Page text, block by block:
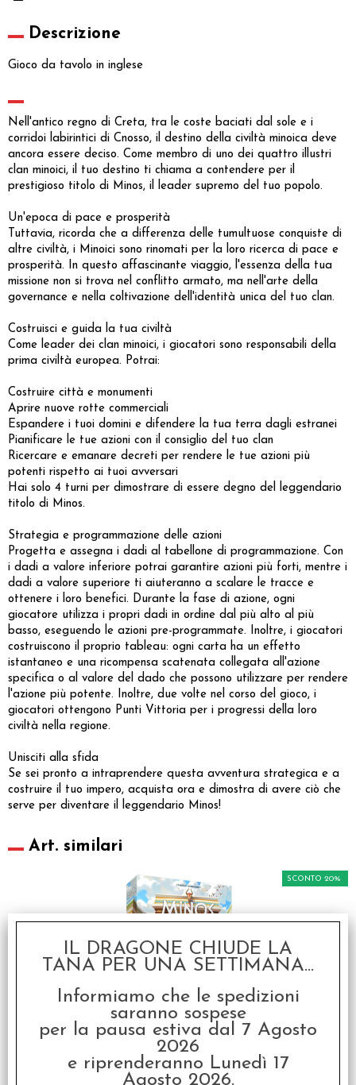
Descrizione
Gioco da tavolo in inglese
Nell'antico regno di Creta, tra le coste baciati dal sole e i
corridoi labirintici di Cnosso, il destino della civiltà minoica deve
ancora essere deciso. Come membro di uno dei quattro illustri
clan minoici, il tuo destino ti chiama a contendere per il
prestigioso titolo di Minos, il leader supremo del tuo popolo.
Un'epoca di pace e prosperità
Tuttavia, ricorda che a differenza delle tumultuose conquiste di
altre civiltà, i Minoici sono rinomati per la loro ricerca di pace e
prosperità. In questo affascinante viaggio, l'essenza della tua
missione non si trova nel conflitto armato, ma nell'arte della
governance e nella coltivazione dell'identità unica del tuo clan.
Costruisci e guida la tua civiltà
Come leader dei clan minoici, i giocatori sono responsabili della
prima civiltà europea. Potrai:
Costruire città e monumenti
Aprire nuove rotte commerciali
Espandere i tuoi domini e difendere la tua terra dagli estranei
Pianificare le tue azioni con il consiglio del tuo clan
Ricercare e emanare decreti per rendere le tue azioni più
potenti rispetto ai tuoi avversari
Hai solo 4 turni per dimostrare di essere degno del leggendario
titolo di Minos.
Strategia e programmazione delle azioni
Progetta e assegna i dadi al tabellone di programmazione. Con
i dadi a valore inferiore potrai garantire azioni più forti, mentre i
dadi a valore superiore ti aiuteranno a scalare le tracce e
ottenere i loro benefici. Durante la fase di azione, ogni
giocatore utilizza i propri dadi in ordine dal più alto al più
basso, eseguendo le azioni pre-programmate. Inoltre, i giocatori
costruiscono il proprio tableau: ogni carta ha un effetto
istantaneo e una ricompensa scatenata collegata all'azione
specifica o al valore del dado che possono utilizzare per rendere
l'azione più potente. Inoltre, due volte nel corso del gioco, i
giocatori ottengono Punti Vittoria per i progressi della loro
civiltà nella regione.
Unisciti alla sfida
Se sei pronto a intraprendere questa avventura strategica e a
costruire il tuo impero, acquista ora e dimostra di avere ciò che
serve per diventare il leggendario Minos!
Art. similari
Minos - L’Alba dell’Età
del Bronzo
€ 61,99
SCONTO 20%
€49,59
IL DRAGONE CHIUDE LA
TANA PER UNA SETTIMANA...
Informiamo che le spedizioni
saranno sospese
per la pausa estiva dal 7 Agosto
2026
e riprenderanno Lunedì 17
Agosto 2026.